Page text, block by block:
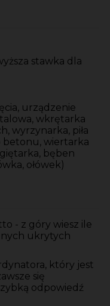
stawka dla
urządzenie
wkrętarka
wyrzynarka, piła
betonu, wiertarka
bęben
ołówek)
- z góry wiesz ile
ukrytych
który jest
się
odpowiedź